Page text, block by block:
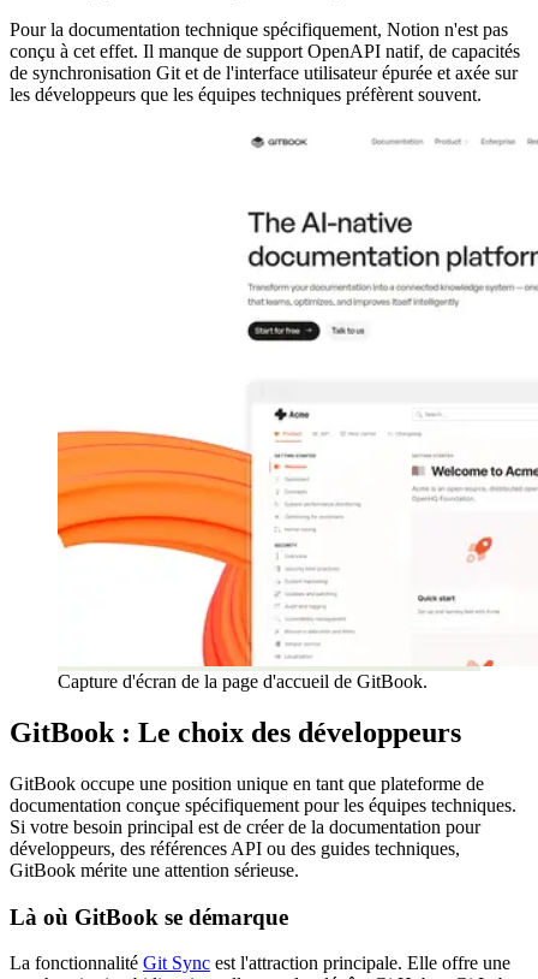
Pour la documentation technique spécifiquement, Notion n'est pas
conçu à cet effet. Il manque de support OpenAPI natif, de capacités
de synchronisation Git et de l'interface utilisateur épurée et axée sur
les développeurs que les équipes techniques préfèrent souvent.
Capture d'écran de la page d'accueil de GitBook.
GitBook : Le choix des développeurs
GitBook occupe une position unique en tant que plateforme de
documentation conçue spécifiquement pour les équipes techniques.
Si votre besoin principal est de créer de la documentation pour
développeurs, des références API ou des guides techniques,
GitBook mérite une attention sérieuse.
Là où GitBook se démarque
La fonctionnalité Git Sync est l'attraction principale. Elle offre une